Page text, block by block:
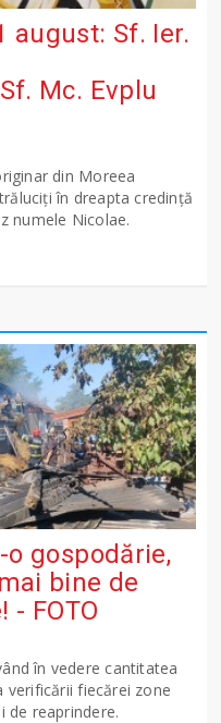
august: Sf. Ier.
Mc. Evplu
din Moreea
în dreapta credinţă
numele Nicolae.
gospodărie,
bine de
FOTO
în vedere cantitatea
verificării fiecărei zone
de reaprindere.